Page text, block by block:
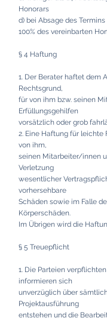
Honorars
d) bei Absage des
100% des vereinbarten
§ 4 Haftung
1. Der Berater haftet dem
Rechtsgrund,
für von ihm bzw. seinen
Erfüllungsgehilfen
vorsätzlich oder grob
2. Eine Haftung für leichte
von ihm,
seinen Mitarbeiter/innen
Verletzung
wesentlicher
vorhersehbare
Schäden sowie im Falle
Körperschäden.
Im Übrigen wird die
§ 5 Treuepflicht
1. Die Parteien
informieren sich
unverzüglich über
Projektausführung
entstehen und die